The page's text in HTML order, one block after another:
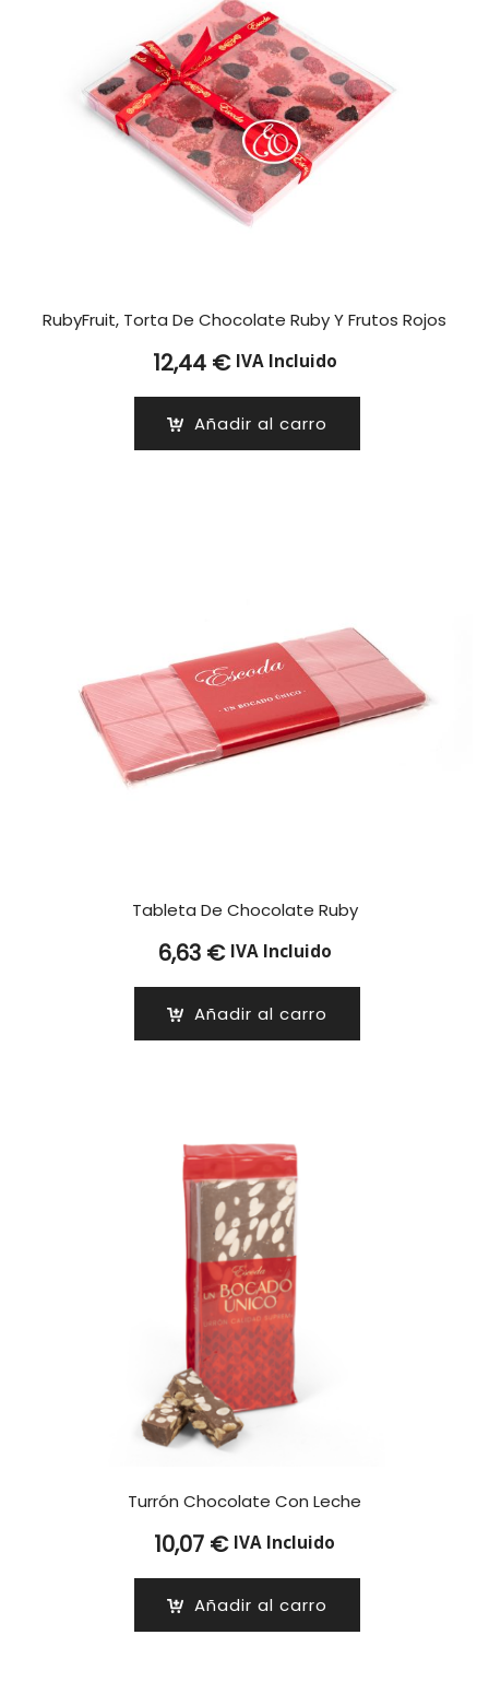
RubyFruit, Torta De Chocolate Ruby Y Frutos Rojos
12,44 € IVA Incluido
Añadir al carro
Tableta De Chocolate Ruby
6,63 € IVA Incluido
Añadir al carro
Turrón Chocolate Con Leche
10,07 € IVA Incluido
Añadir al carro